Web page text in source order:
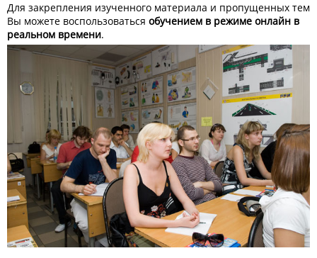
Для закрепления изученного материала и пропущенных тем
Вы можете воспользоваться обучением в режиме онлайн в
реальном времени.